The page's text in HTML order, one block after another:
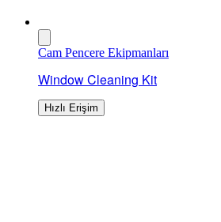
Cam Pencere Ekipmanları
Window Cleaning Kit
Hızlı Erişim